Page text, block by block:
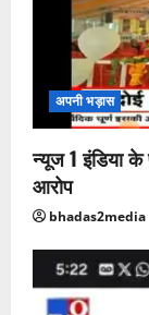
अपनी भड़ास
न्यूज 1 इंडिया
आरोप
bhadas2media